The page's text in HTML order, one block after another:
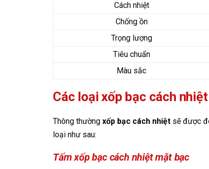
Cách nhiệt
Chống ồn
Trọng lượng
Tiêu chuẩn
Màu sắc
Các loại xốp bạc cách
Thông thường xốp bạc cách nhiệt sẽ được
loại như sau:
Tấm xốp bạc cách nhiệt mặt bạc